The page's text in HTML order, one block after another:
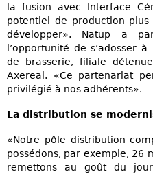
la fusion avec Interface
potentiel de production
développer». Natup a
l’opportunité de s’adosser
de brasserie, filiale
Axereal. «Ce partenariat
privilégié à nos adhérents».
La distribution se
«Notre pôle distribution
possédons, par exemple, 26
remettons au goût du